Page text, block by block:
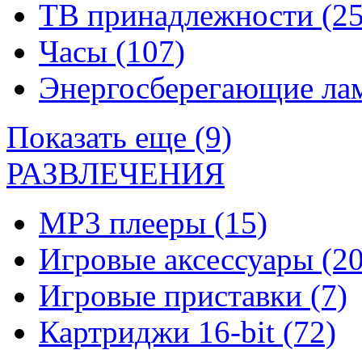
ТВ принадлежности
Часы (107)
Энергосберегающие
Показать еще (9)
РАЗВЛЕЧЕНИЯ
MP3 плееры (15)
Игровые аксессуары
Игровые приставки (7)
Картриджи 16-bit (72)